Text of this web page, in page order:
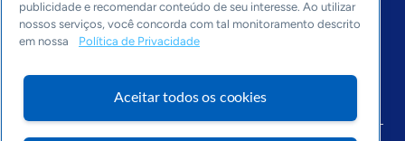
Economia & Política
Inovação & Tecnologia
Cultura empreendedora
Arquivo
publicidade e recomendar conteúdo de seu interesse. Ao utilizar
nossos serviços, você concorda com tal monitoramento descrito
em nossa
Política de Privacidade
Aceitar todos os cookies